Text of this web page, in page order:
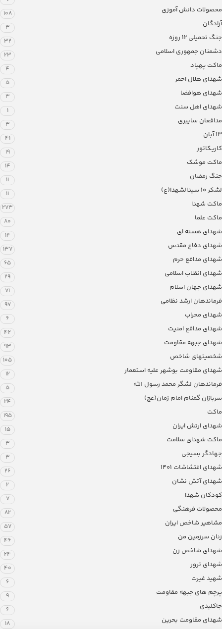
محصولات دانش آموزی 108
آزادگان 3
جنگ تحمیلی 12 روزه 32
دشمنان جمهوری اسلامی 23
ماکت پهپاد 4
شهدای هلال احمر 5
شهدای هوافضا 3
شهدای اهل سنت 1
مدافعان سایبری 3
13 آبان 41
کاریکاتور 19
ماکت موشک 14
جنگ رمضان 11
لشکر ۱۰ سیدالشهدا(ع) 11
ماکت شهدا 273
ماکت علما 80
شهدای هسته ای 14
شهدای دفاع مقدس 137
شهدای مدافع حرم 65
شهدای انقلاب اسلامی 29
شهدای جهان اسلام 71
فرماندهان ارشد نظامی 97
شهدای محراب 6
شهدای مدافع امنیت 42
شهدای جبهه مقاومت 93
شخصیتهای شاخص 105
شهدای مقاومت بوشهر علیه استعمار 12
فرماندهان لشگر محمد رسول الله 5
سربازان گمنام امام زمان(عج) 24
ماکت 195
شهدای ارتش ایران 15
ماکت شهدای سلامت 3
جهادگر بسیجی 3
شهدای اغتشاشات 1401 26
شهدای آتش نشان 2
کودکان شهدا 7
محصولات فرهنگی 82
مشاهیر شاخص ایران 57
زنان سرزمین من 46
شهدای شاخص زن 24
شهدای ترور 40
شهید غیرت 6
پرچم های جبهه مقاومت 9
جاکلیدی 6
شهدای مقاومت بحرین 18